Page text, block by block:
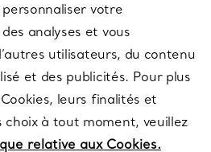
votre
analyses et vous
utilisateurs, du contenu
et des publicités. Pour plus
leurs finalités et
à tout moment, veuillez
relative aux Cookies.